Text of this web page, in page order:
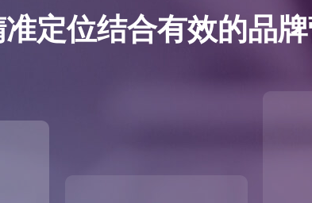
定位结合有效的品